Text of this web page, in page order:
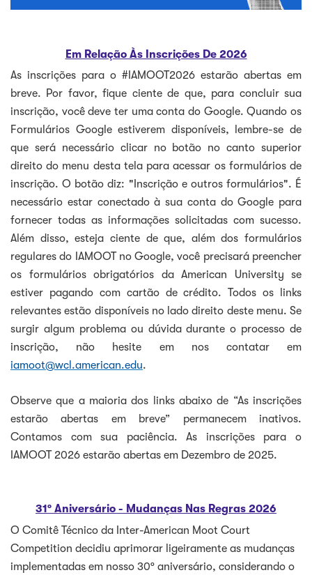
Em Relação Às Inscrições De 2026
As inscrições para o #IAMOOT2026 estarão abertas em
breve. Por favor, fique ciente de que, para concluir sua
inscrição, você deve ter uma conta do Google. Quando os
Formulários Google estiverem disponíveis, lembre-se de
que será necessário clicar no botão no canto superior
direito do menu desta tela para acessar os formulários de
inscrição. O botão diz: "Inscrição e outros formulários". É
necessário estar conectado à sua conta do Google para
fornecer todas as informações solicitadas com sucesso.
Além disso, esteja ciente de que, além dos formulários
regulares do IAMOOT no Google, você precisará preencher
os formulários obrigatórios da American University se
estiver pagando com cartão de crédito. Todos os links
relevantes estão disponíveis no lado direito deste menu. Se
surgir algum problema ou dúvida durante o processo de
inscrição, não hesite em nos contatar em
iamoot@wcl.american.edu.
Observe que a maioria dos links abaixo de “As inscrições
estarão abertas em breve” permanecem inativos.
Contamos com sua paciência. As inscrições para o
IAMOOT 2026 estarão abertas em Dezembro de 2025.
31º Aniversário - Mudanças Nas Regras 2026
O Comitê Técnico da Inter-American Moot Court
Competition decidiu aprimorar ligeiramente as mudanças
implementadas em nosso 30º aniversário, considerando o